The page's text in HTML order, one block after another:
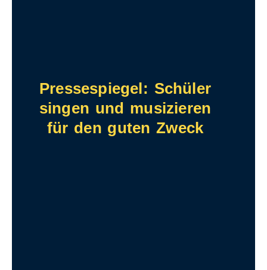
Pressespiegel: Schüler
singen und musizieren
für den guten Zweck